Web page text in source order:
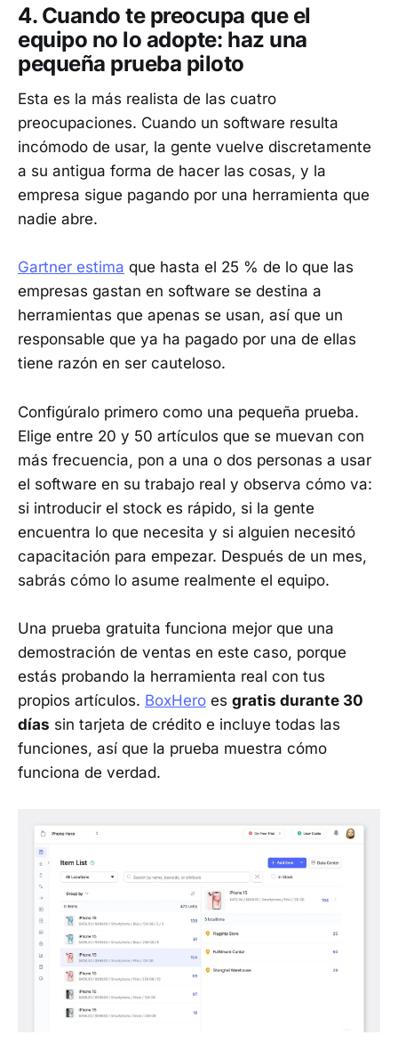
4. Cuando te preocupa que el
equipo no lo adopte: haz una
pequeña prueba piloto
Esta es la más realista de las cuatro
preocupaciones. Cuando un software resulta
incómodo de usar, la gente vuelve discretamente
a su antigua forma de hacer las cosas, y la
empresa sigue pagando por una herramienta que
nadie abre.
Gartner estima que hasta el 25 % de lo que las
empresas gastan en software se destina a
herramientas que apenas se usan, así que un
responsable que ya ha pagado por una de ellas
tiene razón en ser cauteloso.
Configúralo primero como una pequeña prueba.
Elige entre 20 y 50 artículos que se muevan con
más frecuencia, pon a una o dos personas a usar
el software en su trabajo real y observa cómo va:
si introducir el stock es rápido, si la gente
encuentra lo que necesita y si alguien necesitó
capacitación para empezar. Después de un mes,
sabrás cómo lo asume realmente el equipo.
Una prueba gratuita funciona mejor que una
demostración de ventas en este caso, porque
estás probando la herramienta real con tus
propios artículos. BoxHero es gratis durante 30
días sin tarjeta de crédito e incluye todas las
funciones, así que la prueba muestra cómo
funciona de verdad.